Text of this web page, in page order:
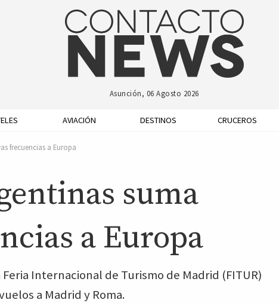
Asunción, 06 Agosto 2026
AVIACIÓN DESTINOS CRUCEROS
frecuencias a Europa
suma
a Europa
Internacional de Turismo de Madrid (FITUR)
a Madrid y Roma.